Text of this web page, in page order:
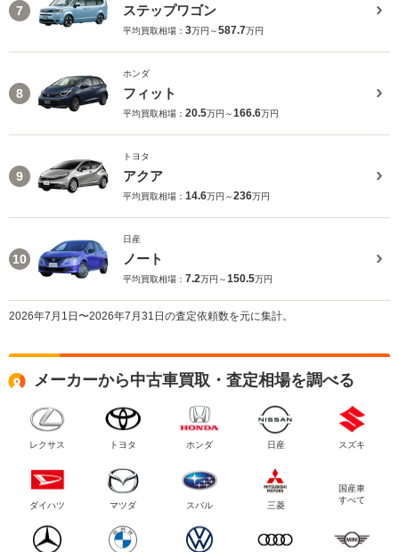
7 ステップワゴン
平均買取相場： 3万円～587.7万円
8
ホンダ
フィット
平均買取相場： 20.5万円～166.6万円
9
トヨタ
アクア
平均買取相場： 14.6万円～236万円
10
日産
ノート
平均買取相場： 7.2万円～150.5万円
2026年7月1日〜2026年7月31日の査定依頼数を元に集計。
メーカーから中古車買取・査定相場を調べる
レクサス トヨタ ホンダ 日産 スズキ
ダイハツ マツダ スバル 三菱
国産車
すべて